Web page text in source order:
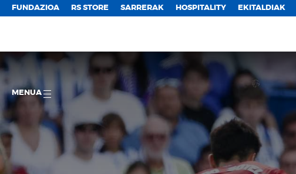
FUNDAZIOA RS STORE SARRERAK HOSPITALITY EKITALDIAK
MENUA